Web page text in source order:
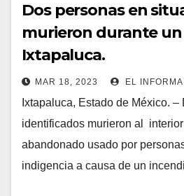
Dos personas en
murieron durante
Ixtapaluca.
MAR 18, 2023 EL
Ixtapaluca, Estado de México. –
identificados murieron al
abandonado usado por
indigencia a causa de un